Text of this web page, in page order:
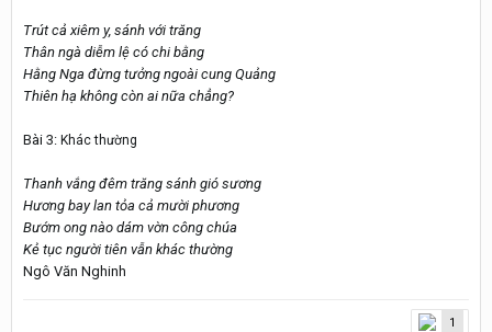
Trút cả xiêm y, sánh với trăng
Thân ngà diễm lệ có chi bằng
Hằng Nga đừng tưởng ngoài cung Quảng
Thiên hạ không còn ai nữa chẳng?
Bài 3: Khác thường
Thanh vắng đêm trăng sánh gió sương
Hương bay lan tỏa cả mười phương
Bướm ong nào dám vờn công chúa
Kẻ tục người tiên vẫn khác thường
Ngô Văn Nghinh
1